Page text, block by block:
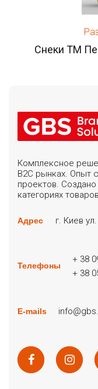
Снеки ТМ
Комплексное
B2C рынках. Опыт
проектов.
категориях
Адрес г. Киев
Телефоны
+ 38
+ 38
E-mails